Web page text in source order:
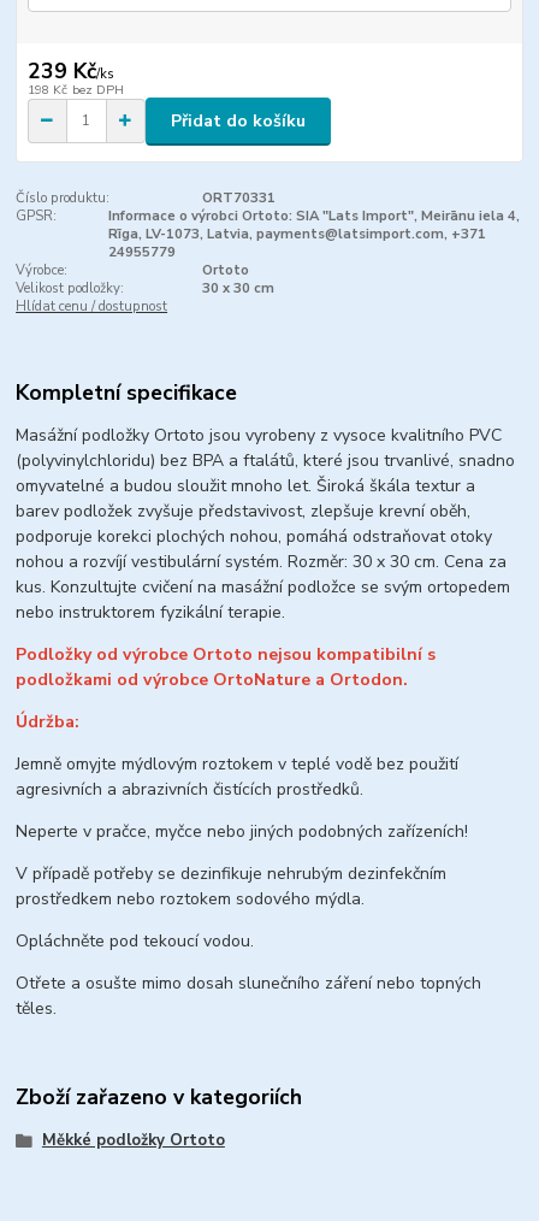
239 Kč/ks
198 Kč bez DPH
Přidat do košíku
Číslo produktu:
ORT70331
GPSR:
Informace o výrobci Ortoto: SIA "Lats Import", Meirānu iela 4,
Rīga, LV-1073, Latvia, payments@latsimport.com, +371
24955779
Výrobce:
Ortoto
Velikost podložky:
30 x 30 cm
Hlídat cenu / dostupnost
Kompletní specifikace
Masážní podložky Ortoto jsou vyrobeny z vysoce kvalitního PVC
(polyvinylchloridu) bez BPA a ftalátů, které jsou trvanlivé, snadno
omyvatelné a budou sloužit mnoho let. Široká škála textur a
barev podložek zvyšuje představivost, zlepšuje krevní oběh,
podporuje korekci plochých nohou, pomáhá odstraňovat otoky
nohou a rozvíjí vestibulární systém. Rozměr: 30 x 30 cm. Cena za
kus. Konzultujte cvičení na masážní podložce se svým ortopedem
nebo instruktorem fyzikální terapie.
Podložky od výrobce Ortoto nejsou kompatibilní s
podložkami od výrobce OrtoNature a Ortodon.
Údržba:
Jemně omyjte mýdlovým roztokem v teplé vodě bez použití
agresivních a abrazivních čistících prostředků.
Neperte v pračce, myčce nebo jiných podobných zařízeních!
V případě potřeby se dezinfikuje nehrubým dezinfekčním
prostředkem nebo roztokem sodového mýdla.
Opláchněte pod tekoucí vodou.
Otřete a osušte mimo dosah slunečního záření nebo topných
těles.
Zboží zařazeno v kategoriích
Měkké podložky Ortoto